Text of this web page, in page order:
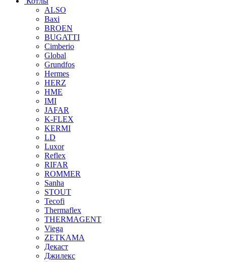
ALSO
Baxi
BROEN
BUGATTI
Cimberio
Global
Grundfos
Hermes
HERZ
HME
IMI
JAFAR
K-FLEX
KERMI
LD
Luxor
Reflex
RIFAR
ROMMER
Sanha
STOUT
Tecofi
Thermaflex
THERMAGENT
Viega
ZETKAMA
Декаст
Джилекс